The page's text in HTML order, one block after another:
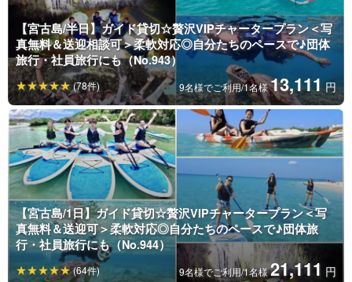
【宮古島/半日】ガイド貸切☆贅沢VIPチャータープラン＜写
真無料＆送迎相談可＞柔軟対応◎自分たちのペースで♪団体
旅行・社員旅行にも（No.943）
9名様でご利用/1名様13,111 円
(78件)
【宮古島/1日】ガイド貸切☆贅沢VIPチャータープラン＜写
真無料＆送迎可＞柔軟対応◎自分たちのペースで♪団体旅
行・社員旅行にも（No.944）
9名様でご利用/1名様21,111 円
(64件)